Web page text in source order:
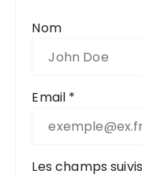
Nom
Email *
Les champs